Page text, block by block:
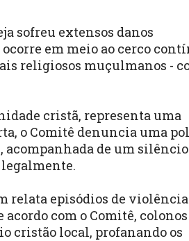
sofreu extensos danos
em meio ao cerco
religiosos muçulmanos -
cristã, representa uma
o Comitê denuncia uma
acompanhada de um silêncio
relata episódios de
com o Comitê, colonos
cristão local, profanando os